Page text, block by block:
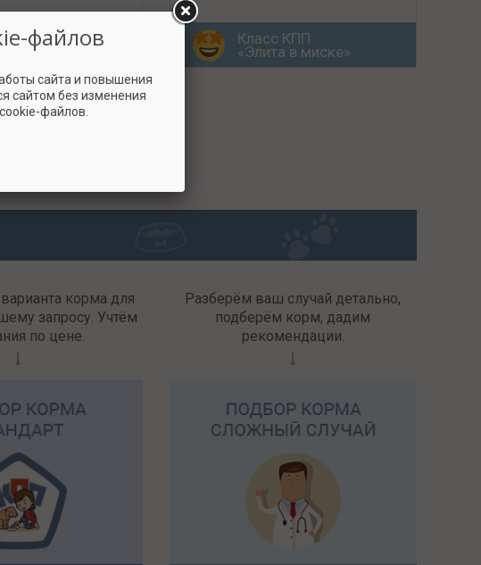
КПП
в миске»
Класс КПП
«Элита в миске»
корма для
запросу. Учтём
по цене.
Разберём ваш случай детально,
подберём корм, дадим
рекомендации.
файлов
сайта и повышения
сайтом без изменения
файлов.